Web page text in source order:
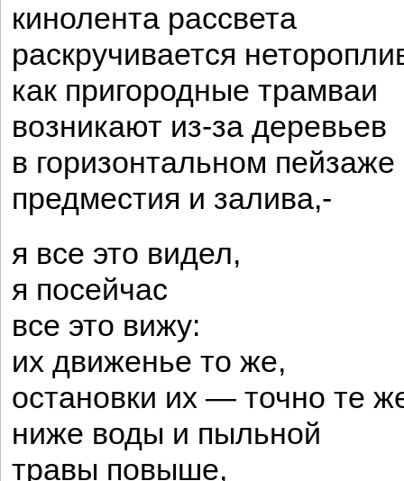
кинолента рассвета
раскручивается
как пригородные трамваи
возникают из-за деревьев
в горизонтальном пейзаже
предместия и залива,-
я все это видел,
я посейчас
все это вижу:
их движенье то же,
остановки их — точно те
ниже воды и пыльной
травы повыше,